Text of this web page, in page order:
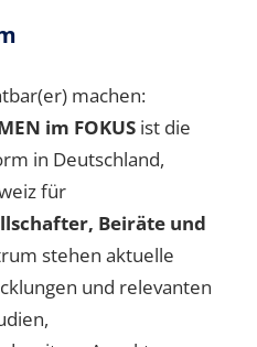
machen:
im FOKUS ist die
in Deutschland,
für
Beiräte und
stehen aktuelle
und relevanten